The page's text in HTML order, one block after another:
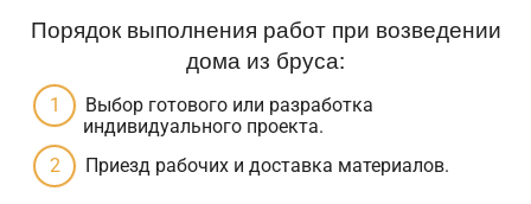
Порядок выполнения работ при возведении
дома из бруса:
Выбор готового или разработка
индивидуального проекта.
Приезд рабочих и доставка материалов.